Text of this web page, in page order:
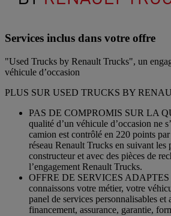
Services inclus dans votre offre
"Used Trucks by Renault Trucks", un
véhicule d’occasion
PLUS SUR USED TRUCKS BY
PAS DE COMPROMIS SUR LA
qualité d’un véhicule d’occasion ne
camion est contrôlé en 220 points
réseau Renault Trucks en suivant les
constructeur et avec des pièces de
l’engagement Renault Trucks.
OFFRE DE SERVICES ADAPTES
connaissons votre métier, votre
panel de services personnalisables et
financement, assurance, garantie,